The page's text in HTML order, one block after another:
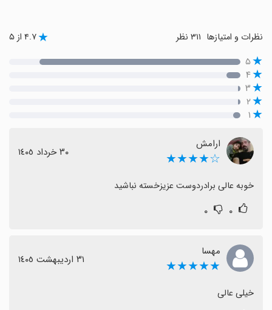
نظرات و امتیازها ۴.۷ از ۵
۵
۴
۳
۲
۱
ارامش
☆★★★★ ٣٠ خرداد ١٤٠٥
خوبه عالی برادردوست عزیزخسته نباشید
۰ ۰
مهسا
★★★★★ ٣١ اردیبهشت ١٤٠٥
خیلی عالی